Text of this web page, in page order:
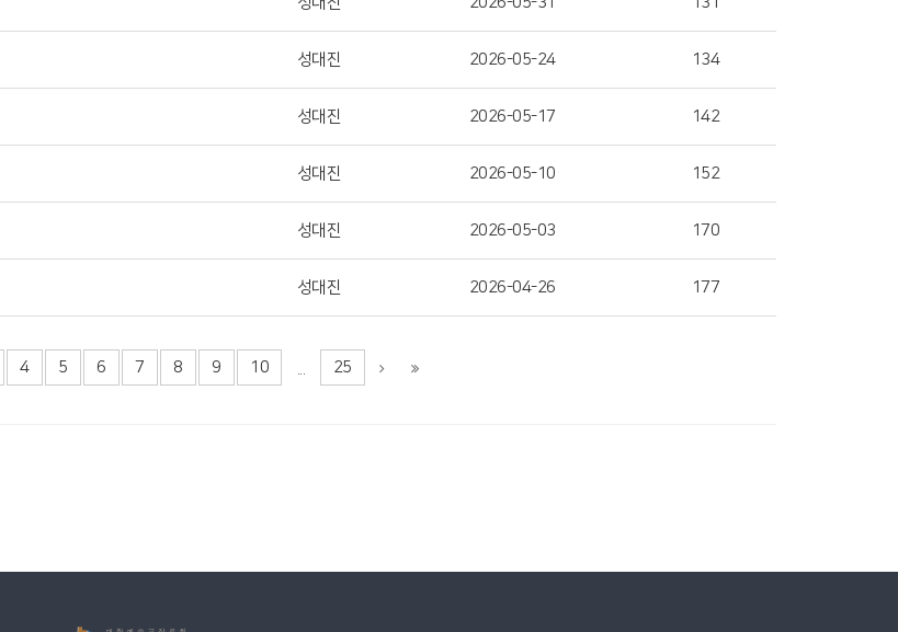
성대진 2026-05-24 134
성대진 2026-05-17 142
성대진 2026-05-10 152
성대진 2026-05-03 170
성대진 2026-04-26 177
4 5 6 7 8 9 10 25